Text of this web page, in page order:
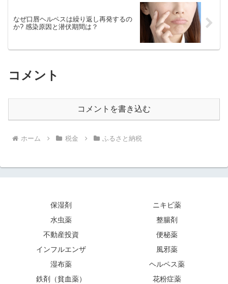
なぜ口唇ヘルペスは繰り返し再発するの
か? 感染原因と潜伏期間は？
コメント
コメントを書き込む
ホーム 税金 ふるさと納税
保湿剤
ニキビ薬
水虫薬
整腸剤
不動産投資
便秘薬
インフルエンザ
風邪薬
湿布薬
ヘルペス薬
鉄剤（貧血薬）
花粉症薬